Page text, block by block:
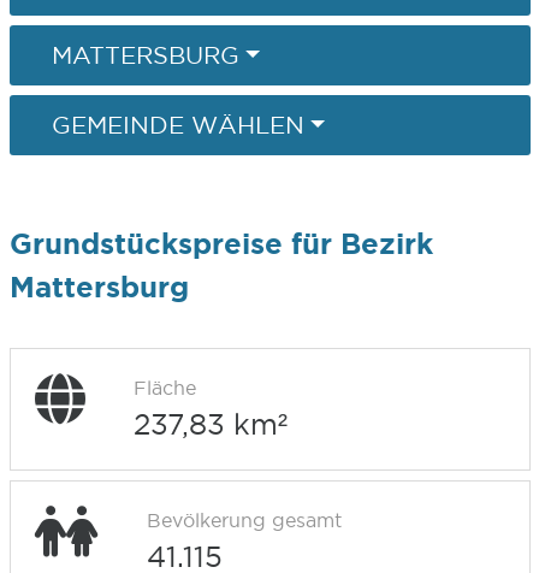
MATTERSBURG
GEMEINDE WÄHLEN
Grundstückspreise für Bezirk
Mattersburg
Fläche
237,83 km²
Bevölkerung gesamt
41.115